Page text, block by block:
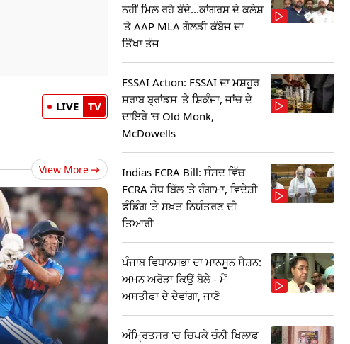
LIVE TV
View More
ਨਹੀਂ ਮਿਲ ਰਹੇ ਬੰਦੇ...ਕਾਂਗਰਸ ਦੇ ਕਲੇਸ਼
'ਤੇ AAP MLA ਗੋਲਡੀ ਕੰਬੋਜ ਦਾ
ਤਿੱਖਾ ਤੰਜ
FSSAI Action: FSSAI ਦਾ ਮਸ਼ਹੂਰ
ਸ਼ਰਾਬ ਬ੍ਰਾਂਡਸ 'ਤੇ ਸ਼ਿਕੰਜਾ, ਜਾਂਚ ਦੇ
ਦਾਇਰੇ 'ਚ Old Monk,
McDowells
Indias FCRA Bill: ਸੰਸਦ ਵਿੱਚ
FCRA ਸੋਧ ਬਿੱਲ 'ਤੇ ਹੰਗਾਮਾ, ਵਿਦੇਸ਼ੀ
ਫੰਡਿੰਗ 'ਤੇ ਸਖ਼ਤ ਨਿਯੰਤਰਣ ਦੀ
ਤਿਆਰੀ
ਪੰਜਾਬ ਵਿਧਾਨਸਭਾ ਦਾ ਮਾਨਸੂਨ ਸੈਸ਼ਨ:
ਅਮਨ ਅਰੋੜਾ ਕਿਉਂ ਬੋਲੇ - ਮੈਂ
ਅਸਤੀਫਾ ਦੇ ਦੇਵਾਂਗਾ, ਜਾਣੋ
ਅੰਮ੍ਰਿਤਸਰ 'ਚ ਚਿਪਕੇ ਚੰਨੀ ਖਿਲਾਫ